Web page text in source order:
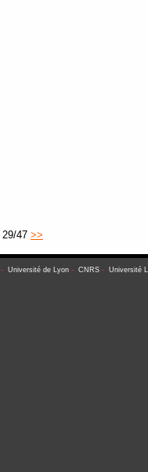
29/47 >>
- Université de Lyon- CNRS- Université